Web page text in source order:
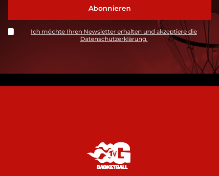
Ich möchte Ihren Newsletter erhalten und akzeptiere die
Datenschutzerklärung.